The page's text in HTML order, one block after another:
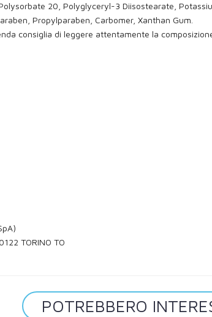
20, Polyglyceryl-3 Diisostearate,
Propylparaben, Carbomer, Xanthan Gum.
consiglia di leggere attentamente la
TORINO TO
POTREBBERO